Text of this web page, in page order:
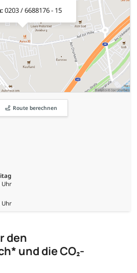
0203 / 6688176 - 15
Route berechnen
Uhr
Uhr
den
und die CO₂-